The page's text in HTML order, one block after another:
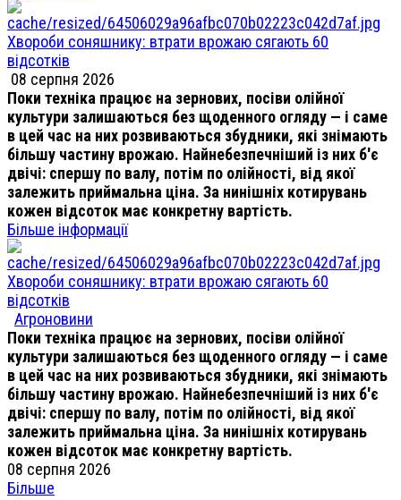
Хвороби соняшнику: втрати врожаю сягають 60
відсотків
08 серпня 2026
Поки техніка працює на зернових, посіви олійної
культури залишаються без щоденного огляду — і саме
в цей час на них розвиваються збудники, які знімають
більшу частину врожаю. Найнебезпечніший із них б'є
двічі: спершу по валу, потім по олійності, від якої
залежить приймальна ціна. За нинішніх котирувань
кожен відсоток має конкретну вартість.
Більше інформації
Хвороби соняшнику: втрати врожаю сягають 60
відсотків
Агроновини
Поки техніка працює на зернових, посіви олійної
культури залишаються без щоденного огляду — і саме
в цей час на них розвиваються збудники, які знімають
більшу частину врожаю. Найнебезпечніший із них б'є
двічі: спершу по валу, потім по олійності, від якої
залежить приймальна ціна. За нинішніх котирувань
кожен відсоток має конкретну вартість.
08 серпня 2026
Більше